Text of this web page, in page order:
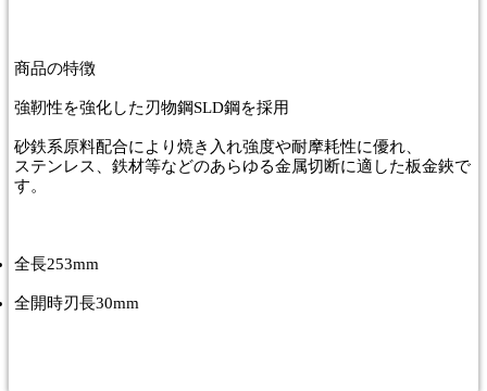
商品の特徴
強靭性を強化した刃物鋼SLD鋼を採用
砂鉄系原料配合により焼き入れ強度や耐摩耗性に優れ、
ステンレス、鉄材等などのあらゆる金属切断に適した板金鋏で
す。
全長253mm
全開時刃長30mm